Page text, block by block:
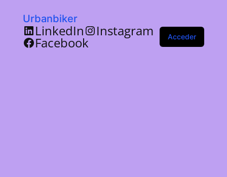
Urbanbiker
LinkedIn Instagram
Facebook Acceder